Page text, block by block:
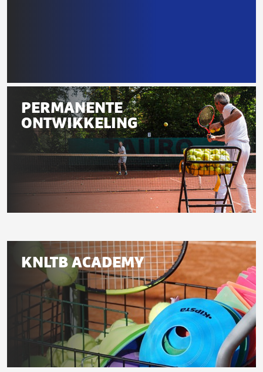
Soorten
licenties
PERMANENTE
ONTWIKKELING
Gerelateerd
aan
deze
pagina
KNLTB ACADEMY